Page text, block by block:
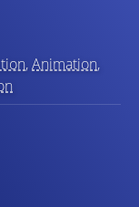
,Animation,